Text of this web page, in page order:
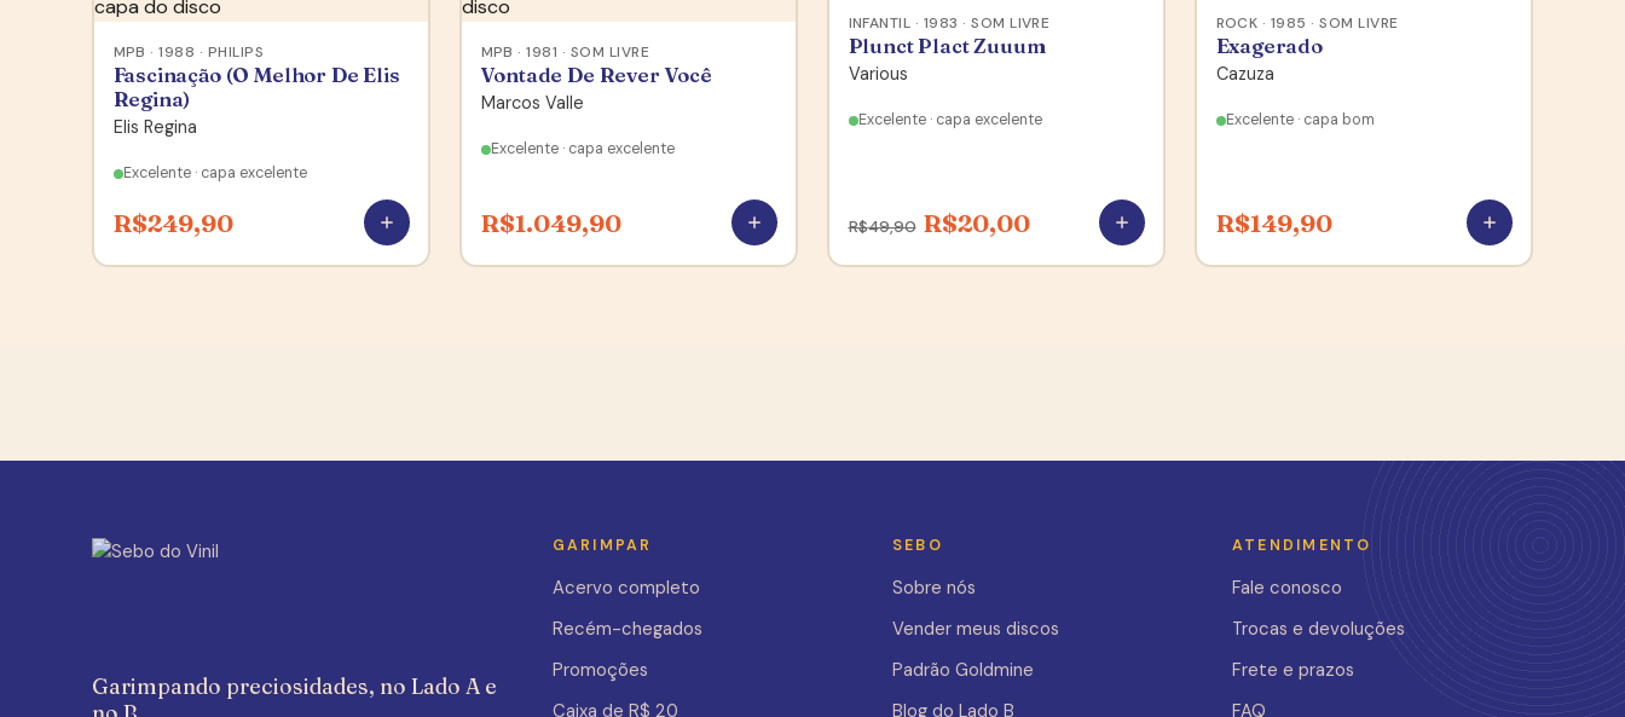
MPB · 1988 · PHILIPS
Fascinação (O Melhor De Elis
Regina)
Elis Regina
Excelente · capa excelente
R$249,90
MPB · 1981 · SOM LIVRE
Vontade De Rever Você
Marcos Valle
Excelente · capa excelente
R$1.049,90
INFANTIL · 1983 · SOM LIVRE
Plunct Plact Zuuum
Various
Excelente · capa excelente
R$49,90 R$20,00
ROCK · 1985 · SOM LIVRE
Exagerado
Cazuza
Excelente · capa bom
R$149,90
Garimpando preciosidades, no Lado A e
GARIMPAR
Acervo completo
Recém-chegados
Promoções
Caixa de R$ 20
SEBO
Sobre nós
Vender meus discos
Padrão Goldmine
Blog do Lado B
ATENDIMENTO
Fale conosco
Trocas e devoluções
Frete e prazos
FAQ